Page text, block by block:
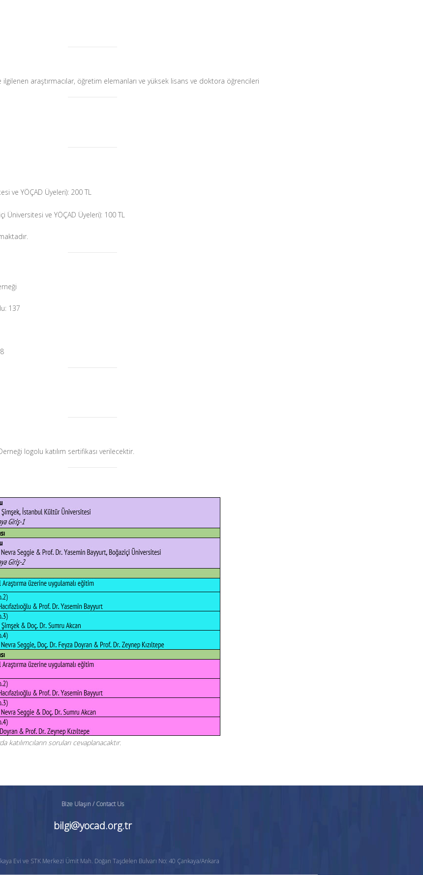
araştırmacılar, öğretim elemanları ve yüksek lisans ve doktora öğrencileri
ve YÖÇAD Üyeleri): 200 TL
ve YÖÇAD Üyeleri): 100 TL
137
logolu katılım sertifikası verilecektir.
soruları cevaplanacaktır.
Bize Ulaşın / Contact Us
bilgi@yocad.org.tr
Evi ve STK Merkezi Ümit Mah. Doğan Taşdelen Bulvarı No: 40 Çankaya/Ankara